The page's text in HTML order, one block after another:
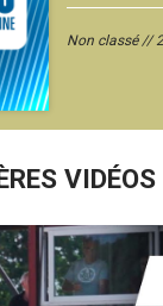
Non classé
VIDÉOS